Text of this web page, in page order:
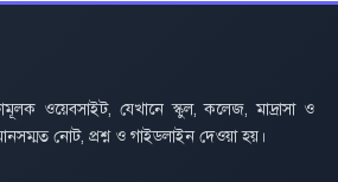
ওয়েবসাইট, যেখানে স্কুল, কলেজ, মাদ্রাসা ও
নোট, প্রশ্ন ও গাইডলাইন দেওয়া হয়।